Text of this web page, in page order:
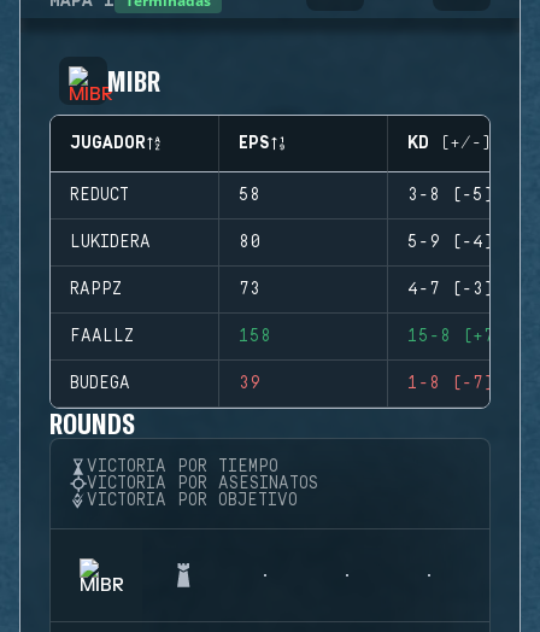
MIBR
JUGADOR EPS KD (+/-)
REDUCT 58 3-8 (-5)
LUKIDERA 80 5-9 (-4)
RAPPZ 73 4-7 (-3)
FAALLZ 158 15-8 (+7)
BUDEGA 39 1-8 (-7)
ROUNDS
VICTORIA POR TIEMPO
VICTORIA POR ASESINATOS
VICTORIA POR OBJETIVO